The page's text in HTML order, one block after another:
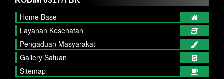
Home Base
Layanan Kesehatan
Pengaduan Masyarakat
Gallery Satuan
Sitemap